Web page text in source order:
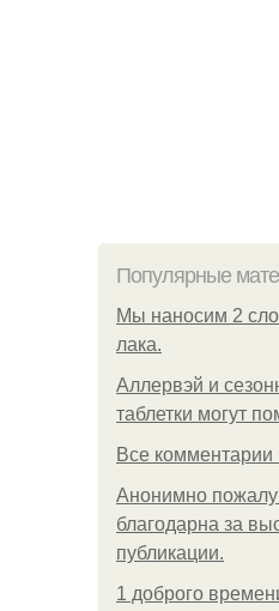
Популярные
Мы наносим 2
лака.
Аллервэй и
таблетки могут
Все комментарии
Анонимно
благодарна за
публикации.
1 доброго